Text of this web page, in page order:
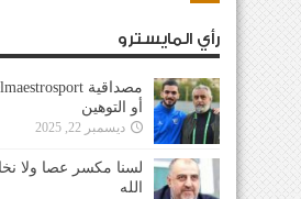
رأي المايسترو
أو التوهين
ديسمبر 22, 2025
لسنا مكسر عصا ولا
الله